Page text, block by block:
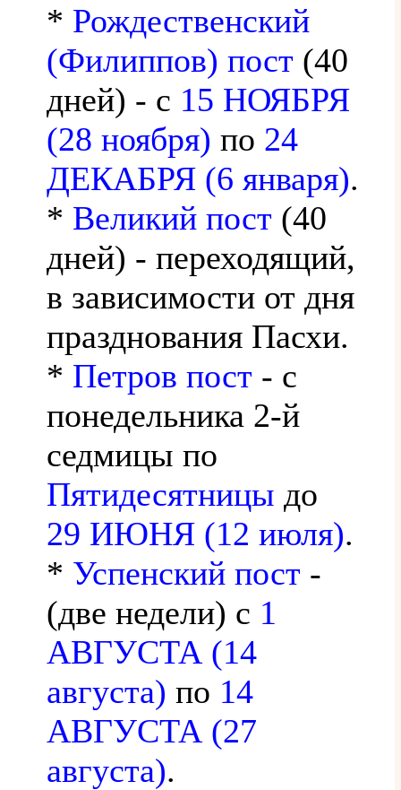
* Рождественский
(Филиппов) пост (40
дней) - с 15 НОЯБРЯ
(28 ноября) по 24
ДЕКАБРЯ (6 января).
* Великий пост (40
дней) - переходящий,
в зависимости от дня
празднования Пасхи.
* Петров пост - с
понедельника 2-й
седмицы по
Пятидесятницы до
29 ИЮНЯ (12 июля).
* Успенский пост -
(две недели) с 1
АВГУСТА (14
августа) по 14
АВГУСТА (27
августа).